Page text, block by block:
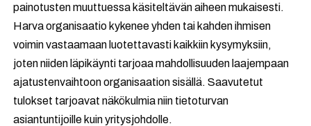
painotusten muuttuessa käsiteltävän aiheen mukaisesti.
Harva organisaatio kykenee yhden tai kahden ihmisen
voimin vastaamaan luotettavasti kaikkiin kysymyksiin,
joten niiden läpikäynti tarjoaa mahdollisuuden laajempaan
ajatustenvaihtoon organisaation sisällä. Saavutetut
tulokset tarjoavat näkökulmia niin tietoturvan
asiantuntijoille kuin yritysjohdolle.